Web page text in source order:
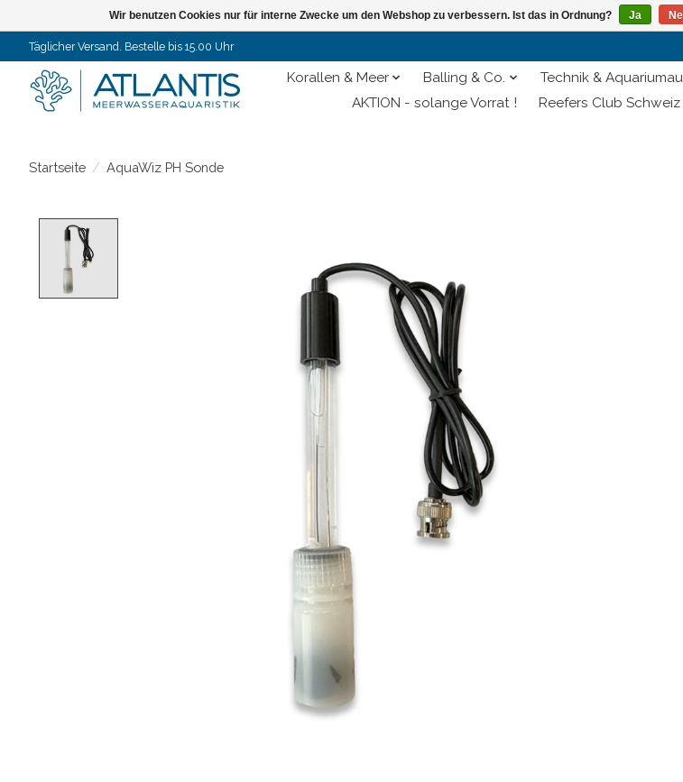
Täglicher Versand. Bestelle bis 15.00 Uhr
Korallen & Meer Balling & Co. Technik &
AKTION - solange Vorrat !
Reefers Club Schweiz
Startseite / AquaWiz PH Sonde
Wir benutzen Cookies nur für interne Zwecke um den Webshop zu verbessern. Ist das in Ordnung? Ja